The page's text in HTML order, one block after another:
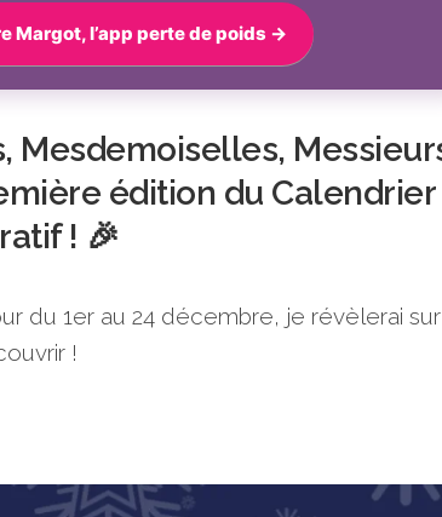
Margot, l’app perte de poids →
Mesdemoiselles,
édition du Calendrier
! 🎉
du 1er au 24 décembre, je révèlerai
!